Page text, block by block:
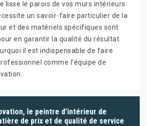
lisse le parois de vos murs intérieurs.
un savoir-faire particulier de la
et des matériels spécifiques sont
en garantir la qualité du résultat.
il est indispensable de faire
comme l’équipe de
le peintre d’intérieur de
de prix et de qualité de service